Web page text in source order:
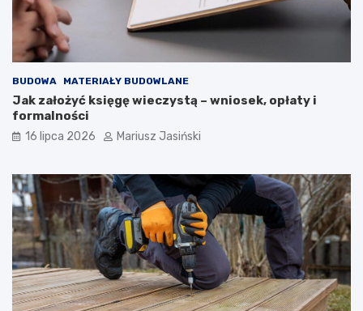
BUDOWA MATERIAŁY BUDOWLANE
Jak założyć księgę wieczystą – wniosek, opłaty i
formalności
16 lipca 2026 Mariusz Jasiński